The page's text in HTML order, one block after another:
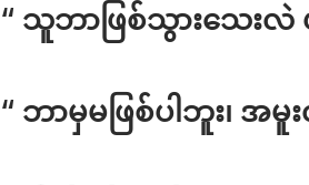
“ သူဘာဖြစ်သွားသေးလဲ
“ ဘာမှမဖြစ်ပါဘူး၊ အမူ